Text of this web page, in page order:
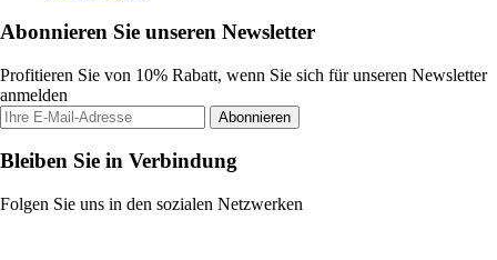
Abonnieren Sie unseren Newsletter
Profitieren Sie von 10% Rabatt, wenn Sie sich für unseren Newsletter
anmelden
Abonnieren
Bleiben Sie in Verbindung
Folgen Sie uns in den sozialen Netzwerken